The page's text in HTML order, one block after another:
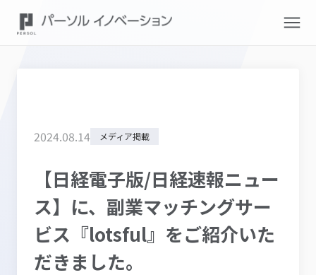
2024.08.14 メディア掲載
【日経電子版/日経速報ニュー
ス】に、副業マッチングサー
ビス『lotsful』をご紹介いた
だきました。